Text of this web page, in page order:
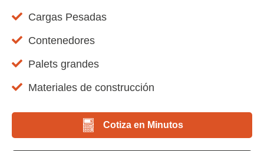
Cargas Pesadas
Contenedores
Palets grandes
Materiales de construcción
Cotiza en Minutos